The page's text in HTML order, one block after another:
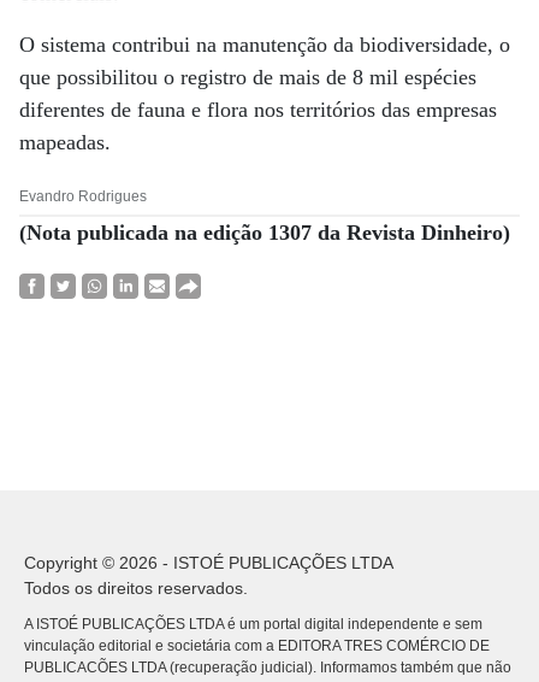
O sistema contribui na manutenção da biodiversidade, o
que possibilitou o registro de mais de 8 mil espécies
diferentes de fauna e flora nos territórios das empresas
mapeadas.
Evandro Rodrigues
(Nota publicada na edição 1307 da Revista Dinheiro)
Copyright © 2026 - ISTOÉ PUBLICAÇÕES LTDA
Todos os direitos reservados.
A ISTOÉ PUBLICAÇÕES LTDA é um portal digital independente e sem
vinculação editorial e societária com a EDITORA TRES COMÉRCIO DE
PUBLICACÕES LTDA (recuperação judicial). Informamos também que não